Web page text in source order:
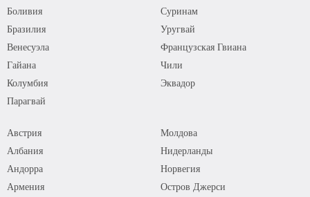
Боливия
Бразилия
Венесуэла
Гайана
Колумбия
Парагвай
Суринам
Уругвай
Французская Гвиана
Чили
Эквадор
Австрия
Албания
Андорра
Армения
Молдова
Нидерланды
Норвегия
Остров Джерси